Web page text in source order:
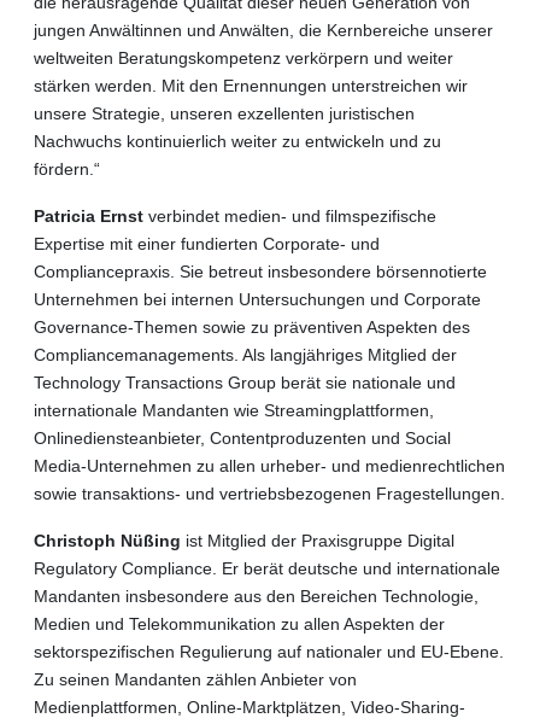
jungen Anwältinnen und Anwälten, die Kernbereiche unserer
weltweiten Beratungskompetenz verkörpern und weiter
stärken werden. Mit den Ernennungen unterstreichen wir
unsere Strategie, unseren exzellenten juristischen
Nachwuchs kontinuierlich weiter zu entwickeln und zu
fördern.“
Patricia Ernst verbindet medien- und filmspezifische
Expertise mit einer fundierten Corporate- und
Compliancepraxis. Sie betreut insbesondere börsennotierte
Unternehmen bei internen Untersuchungen und Corporate
Governance-Themen sowie zu präventiven Aspekten des
Compliancemanagements. Als langjähriges Mitglied der
Technology Transactions Group berät sie nationale und
internationale Mandanten wie Streamingplattformen,
Onlinediensteanbieter, Contentproduzenten und Social
Media-Unternehmen zu allen urheber- und medienrechtlichen
sowie transaktions- und vertriebsbezogenen Fragestellungen.
Christoph Nüßing ist Mitglied der Praxisgruppe Digital
Regulatory Compliance. Er berät deutsche und internationale
Mandanten insbesondere aus den Bereichen Technologie,
Medien und Telekommunikation zu allen Aspekten der
sektorspezifischen Regulierung auf nationaler und EU-Ebene.
Zu seinen Mandanten zählen Anbieter von
Medienplattformen, Online-Marktplätzen, Video-Sharing-